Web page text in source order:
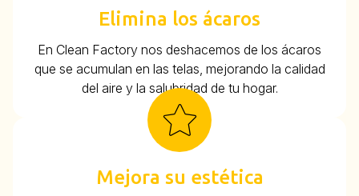
Elimina los ácaros
En Clean Factory nos deshacemos de los ácaros
que se acumulan en las telas, mejorando la calidad
del aire y la salubridad de tu hogar.
Mejora su estética